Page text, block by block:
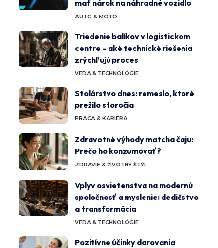
mať nárok na náhradné vozidlo
AUTO & MOTO
Triedenie balíkov v logistickom
centre – aké technické riešenia
zrýchľujú proces
VEDA & TECHNOLÓGIE
Stolárstvo dnes: remeslo, ktoré
prežilo storočia
PRÁCA & KARIÉRA
Zdravotné výhody matcha čaju:
Prečo ho konzumovať?
ZDRAVIE & ŽIVOTNÝ ŠTÝL
Vplyv osvietenstva na modernú
spoločnosť a myslenie: dedičstvo
a transformácia
VEDA & TECHNOLÓGIE
Pozitívne účinky darovania